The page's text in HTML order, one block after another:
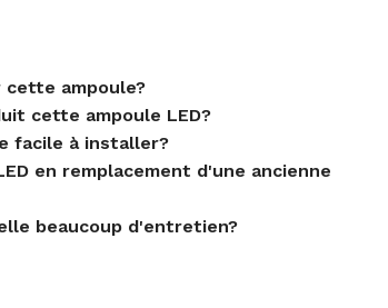
ampoule?
cette ampoule LED?
facile à installer?
en remplacement d'une ancienne
beaucoup d'entretien?